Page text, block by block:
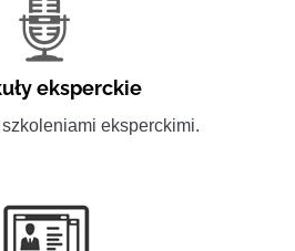
eksperckie
eksperckimi.